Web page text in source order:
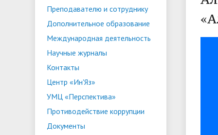
• Конкурсы на замещение
должностей
• Координационный центр ИвГУ
• Вход
• Олимпиада "Большие надежды
малых городов"
ориентации и содействия
трудоустройству выпускников
«Карьера»
• Платные образовательные услуги
• Стипендии и меры поддержки
обучающихся
•
• Абитуриенту
•
• Организация питания в
образовательной организации
Преподавателю и сотруднику
Дополнительное образование
Международная деятельность
Научные журналы
Контакты
Центр «Ин'Яз»
УМЦ «Перспектива»
Противодействие коррупции
Документы